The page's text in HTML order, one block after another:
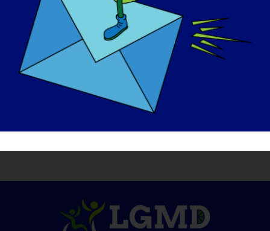
목표와 삶의 질을 향한 인내심을 계속 보여주세
요. 많은 환자들이 제게 앉은 자세로 살아가는
삶의 가치를 가르쳐주었습니다. 중력은 결코 환
자를 포기하지 않으므로 휠체어나 다른 장치를
사용하여 기능을 유지해야 하는 환자도 스스로
를 포기해서는 안 됩니다.